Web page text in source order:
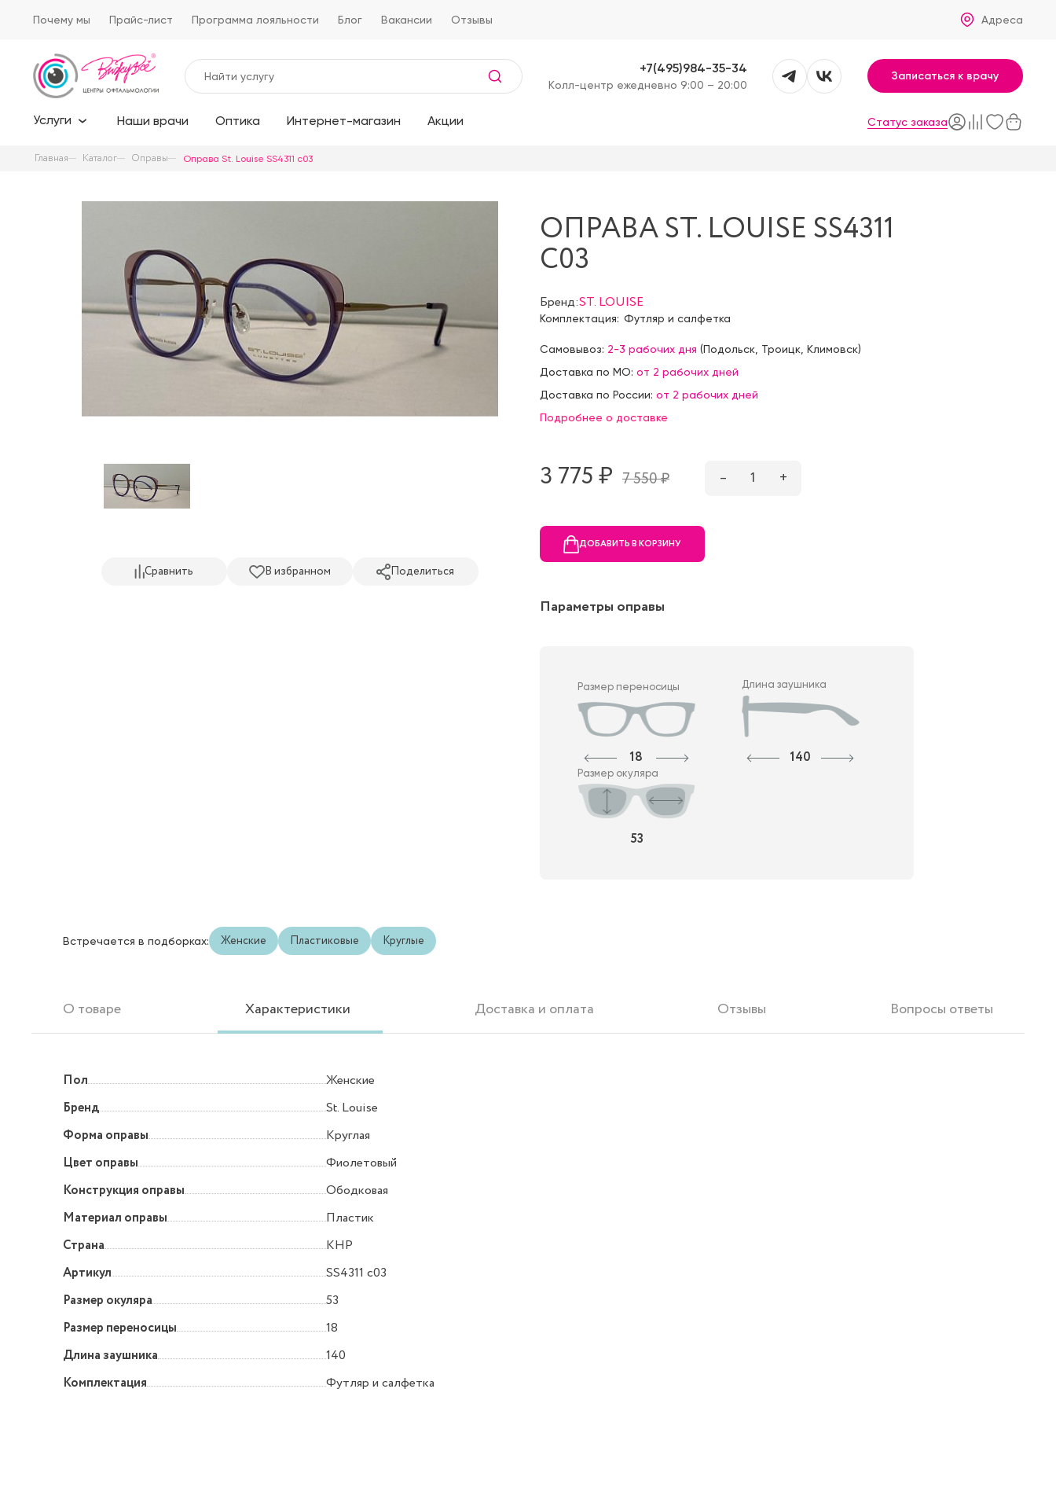
Почему мы Прайс-лист Программа лояльности Блог Вакансии Отзывы Адреса
+7(495)984-35-34
Kолл-центр ежедневно 9:00 – 20:00
Записаться к врачу
Услуги Наши врачи Оптика Интернет-магазин Акции Статус заказа
Главная Каталог Оправы Оправа St. Louise SS4311 c03
Сравнить В избранном Поделиться
ОПРАВА ST. LOUISE SS4311
C03
Бренд:ST. LOUISE
Комплектация: Футляр и салфетка
Самовывоз: 2-3 рабочих дня (Подольск, Троицк, Климовск)
Доставка по МО: от 2 рабочих дней
Доставка по России: от 2 рабочих дней
Подробнее о доставке
3 775 ₷ 7 550 ₷ – 1 +
ДОБАВИТЬ В КОРЗИНУ
Параметры оправы
Размер переносицы
18
Длина заушника
140
Размер окуляра
53
Встречается в подборках: Женские Пластиковые Круглые
О товаре Характеристики Доставка и оплата Отзывы Вопросы ответы
Пол
Женские
Бренд
St. Louise
Форма оправы
Круглая
Цвет оправы
Фиолетовый
Конструкция оправы
Ободковая
Материал оправы
Пластик
Страна
КНР
Артикул
SS4311 c03
Размер окуляра
53
Размер переносицы
18
Длина заушника
140
Комплектация
Футляр и салфетка